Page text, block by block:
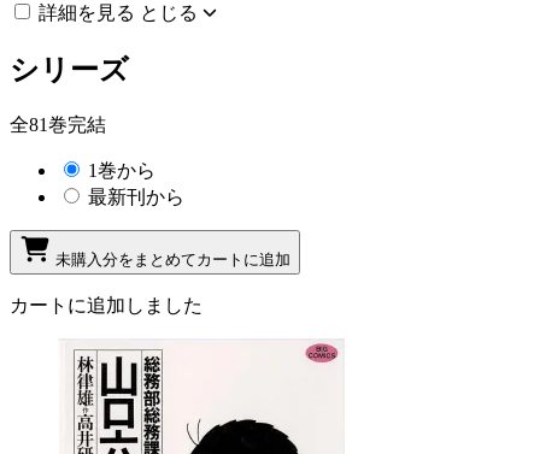
詳細を見る とじる
シリーズ
全81巻完結
1巻から
最新刊から
未購入分をまとめてカートに追加
カートに追加しました